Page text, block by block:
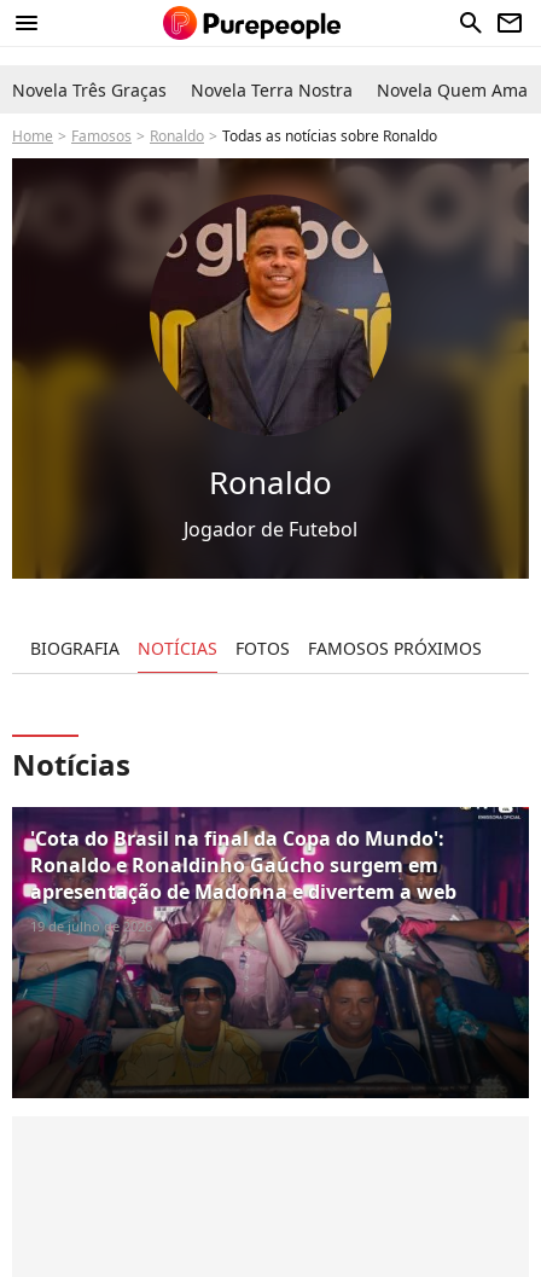
menu search newsletter
Novela Três Graças Novela Terra Nostra Novela Quem Ama
Home Famosos Ronaldo Todas as notícias sobre Ronaldo
Ronaldo
Jogador de Futebol
BIOGRAFIA NOTÍCIAS FOTOS FAMOSOS PRÓXIMOS
Notícias
'Cota do Brasil na final da Copa do Mundo':
Ronaldo e Ronaldinho Gaúcho surgem em
apresentação de Madonna e divertem a web
19 de julho de 2026